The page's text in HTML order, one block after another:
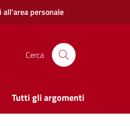
all'area personale
Cerca
Tutti gli argomenti